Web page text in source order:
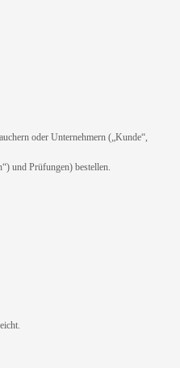
oder Unternehmern („Kunde“,
und Prüfungen) bestellen.